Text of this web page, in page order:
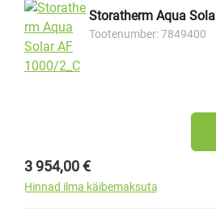
Storatherm Aqua
Tootenumber: 7849400
Tavahind:
3 954,00 €
Hinnad ilma käibemaksuta